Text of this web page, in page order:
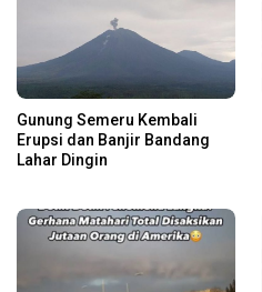
Gunung Semeru Kembali
Erupsi dan Banjir Bandang
Lahar Dingin